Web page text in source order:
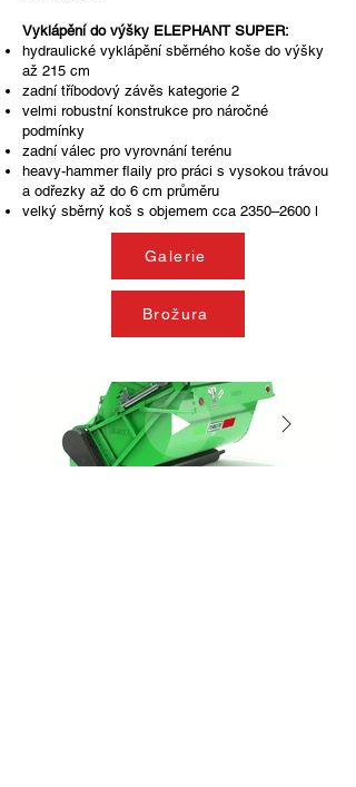
Vyklápění do výšky ELEPHANT SUPER:
hydraulické vyklápění sběrného koše do výšky
až 215 cm
zadní tříbodový závěs kategorie 2
velmi robustní konstrukce pro náročné
podmínky
zadní válec pro vyrovnání terénu
heavy-hammer flaily pro práci s vysokou trávou
a odřezky až do 6 cm průměru
velký sběrný koš s objemem cca 2350–2600 l
Galerie
Brožura